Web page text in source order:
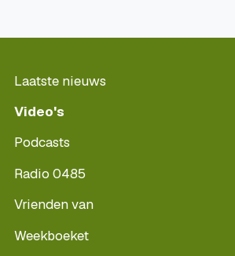
Laatste nieuws
Video's
Podcasts
Radio 0485
Vrienden van
Weekboeket